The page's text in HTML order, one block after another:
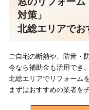
対策」
北総エリアでお
ご自宅の断熱や、防音・
今なら補助金も活用でき
北総エリアでリフォーム
まずはおすすめの業者を